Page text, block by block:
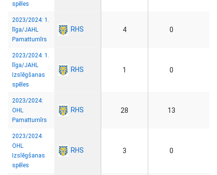
spēles
2023/2024: 1.
līga/JAHL
Pamatturnīrs
RHS 4 0
2023/2024: 1.
līga/JAHL
Izslēgšanas
spēles
RHS 1 0
2023/2024:
OHL
Pamatturnīrs
RHS 28 13
2023/2024:
OHL
Izslēgšanas
spēles
RHS 3 0